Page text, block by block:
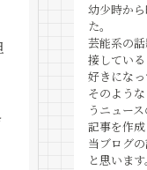
幼少時か
た。
芸能系の
接してい
好きになっ
そのよう
うニュー
記事を作成
当ブログ
と思います。